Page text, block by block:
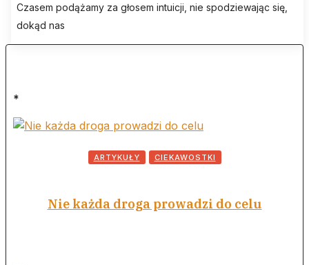
Czasem podążamy za głosem intuicji, nie spodziewając się,
dokąd nas
*
ARTYKUŁY CIEKAWOSTKI
Nie każda droga prowadzi do celu